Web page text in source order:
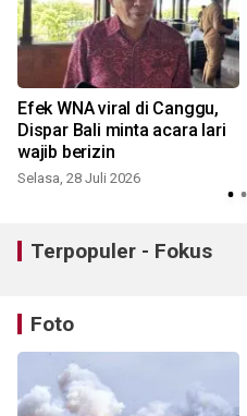
Efek WNA viral di Canggu,
Dispar Bali minta acara lari
wajib berizin
Selasa, 28 Juli 2026
Terpopuler - Fokus
Foto